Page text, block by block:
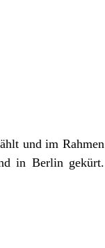
und im Rahmen
in Berlin gekürt.